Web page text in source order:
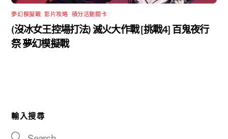
夢幻模擬戰 ,影片攻略 積分活動關卡
(沒冰女王控場打法) 滅火大作戰 [挑戰4] 百鬼夜行
祭 夢幻模擬戰
輸入搜尋